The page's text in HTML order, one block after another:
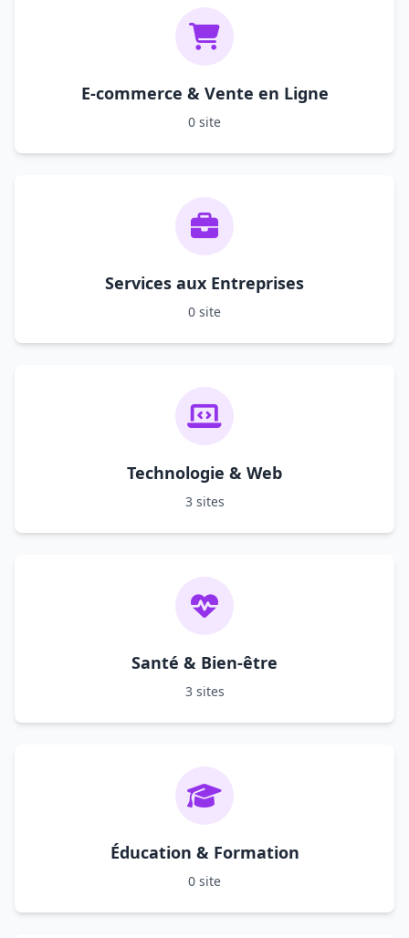
E-commerce & Vente en Ligne
0 site
Services aux Entreprises
0 site
Technologie & Web
3 sites
Santé & Bien-être
3 sites
Éducation & Formation
0 site